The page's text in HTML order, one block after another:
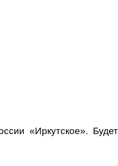
«Иркутское». Будет